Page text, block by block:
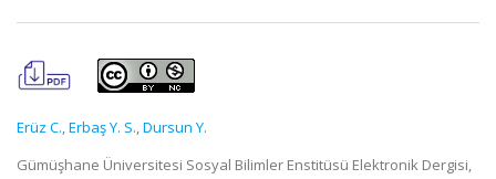
Erüz C.,Erbaş Y. S.,Dursun Y.
Gümüşhane Üniversitesi Sosyal Bilimler Enstitüsü Elektronik Dergisi,